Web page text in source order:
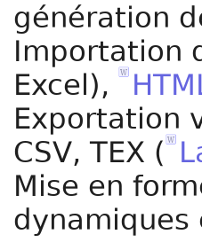
génération
Importation
Excel),
Exportation
CSV, TEX (
Mise en